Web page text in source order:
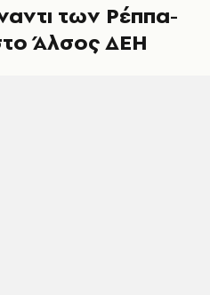
των Ρέππα-
Άλσος ΔΕΗ